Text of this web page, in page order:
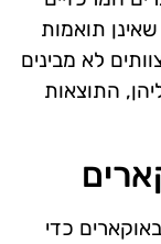
תואמות
לא מבינים
התוצאות
כדי